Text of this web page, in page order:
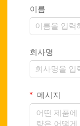
이름
회사명
메시지